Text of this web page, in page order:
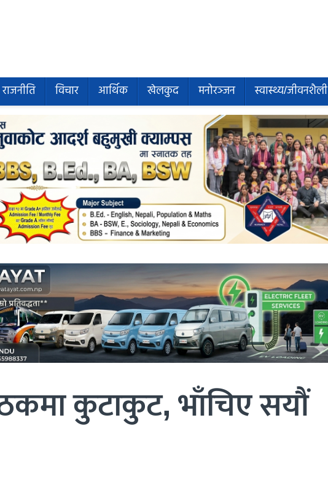
राजनीति विचार आर्थिक खेलकुद मनोरञ्जन स्वास्थ्य/जीवनशैली
कुटाकुट, भाँचिए सयौं